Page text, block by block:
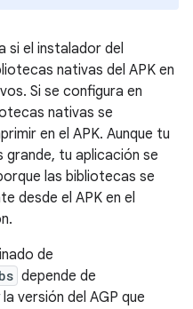
si el instalador del
nativas del APK en
Si se configura en
nativas se
en el APK. Aunque tu
grande, tu aplicación se
las bibliotecas se
desde el APK en el
de
depende de
la versión del AGP que